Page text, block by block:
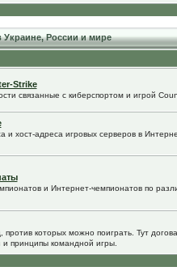
Украине, России и мире
Strike
связанные с киберспортом и игрой
и хост-адреса игровых серверов в
и Интернет-чемпионатов по
против которых можно поиграть. Тут
принципы командной игры.